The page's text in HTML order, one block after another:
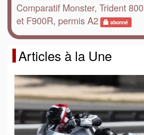
Comparatif Monster, Trident
et F900R, permis A2
abonné
Articles à la Une